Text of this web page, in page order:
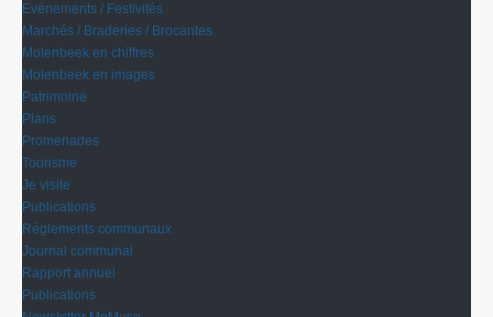
Evénements / Festivités
Marchés / Braderies / Brocantes
Molenbeek en chiffres
Molenbeek en images
Patrimoine
Plans
Promenades
Tourisme
Je visite
Publications
Règlements communaux
Journal communal
Rapport annuel
Publications